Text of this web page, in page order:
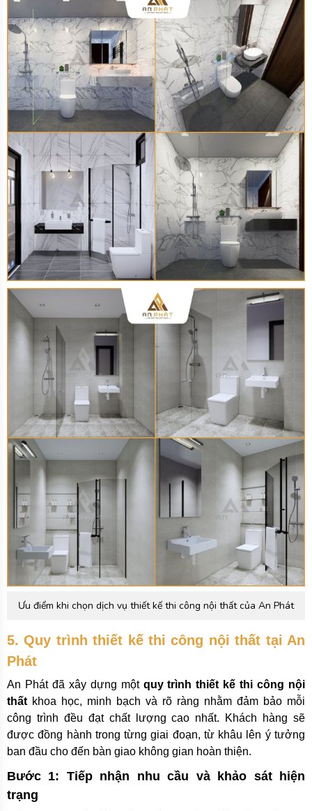
Ưu điểm khi chọn dịch vụ thiết kế thi công nội thất của An Phát
5. Quy trình thiết kế thi công nội thất tại An
Phát
An Phát đã xây dựng một quy trình thiết kế thi công nội
thất khoa học, minh bạch và rõ ràng nhằm đảm bảo mỗi
công trình đều đạt chất lượng cao nhất. Khách hàng sẽ
được đồng hành trong từng giai đoạn, từ khâu lên ý tưởng
ban đầu cho đến bàn giao không gian hoàn thiện.
Bước 1: Tiếp nhận nhu cầu và khảo sát hiện
trạng